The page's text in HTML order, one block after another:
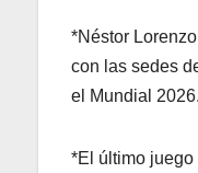
*Néstor
con las sedes
el Mundial 2026.
*El último juego